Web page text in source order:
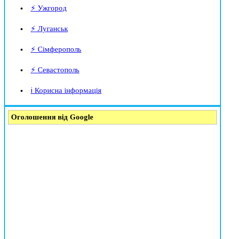
⚡ Ужгород
⚡ Луганськ
⚡ Сімферополь
⚡ Севастополь
ℹ️ Корисна інформація
Оголошення від Google